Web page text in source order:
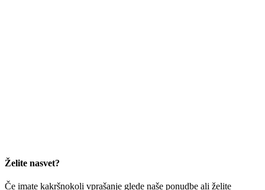
Želite nasvet?
Če imate kakršnokoli vprašanje glede naše ponudbe ali želite